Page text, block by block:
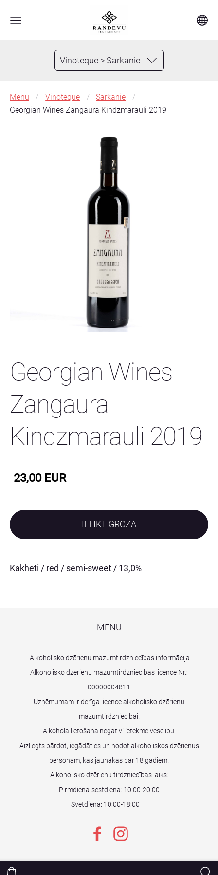
Vinoteque > Sarkanie
Menu Vinoteque
Sarkanie
Georgian Wines Zangaura Kindzmarauli 2019
Georgian Wines
Zangaura
Kindzmarauli 2019
23,00 EUR
IELIKT GROZĀ
Kakheti / red / semi-sweet / 13,0%
MENU
Alkoholisko dzērienu mazumtirdzniecības informācija
Alkoholisko dzērienu mazumtirdzniecības licence Nr.:
00000004811
Uzņēmumam ir derīga licence alkoholisko dzērienu
mazumtirdzniecībai.
Alkohola lietošana negatīvi ietekmē veselību.
Aizliegts pārdot, iegādāties un nodot alkoholiskos dzērienus
personām, kas jaunākas par 18 gadiem.
Alkoholisko dzērienu tirdzniecības laiks:
Pirmdiena-sestdiena: 10:00-20:00
Svētdiena: 10:00-18:00